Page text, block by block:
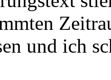
und ich